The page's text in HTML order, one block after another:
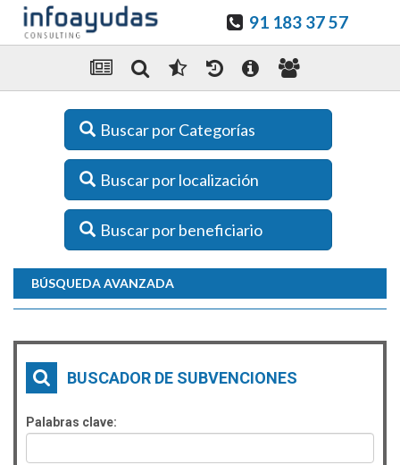
91 183 37 57
Buscar por Categorías
Buscar por localización
Buscar por beneficiario
BÚSQUEDA AVANZADA
BUSCADOR DE SUBVENCIONES
Palabras clave: